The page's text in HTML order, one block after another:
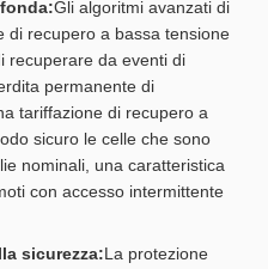
Gli algoritmi avanzati di
di recupero a bassa tensione
recuperare da eventi di
permanente di
tariffazione di recupero a
sicuro le celle che sono
nominali, una caratteristica
con accesso intermittente
sicurezza:La protezione